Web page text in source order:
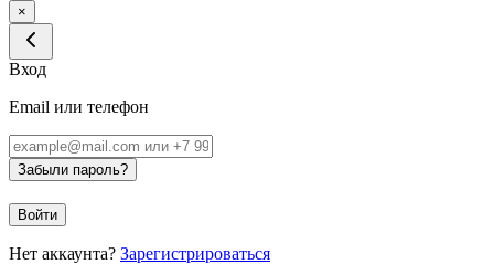
×
Вход
Email или телефон
Забыли пароль?
Войти
Нет аккаунта? Зарегистрироваться